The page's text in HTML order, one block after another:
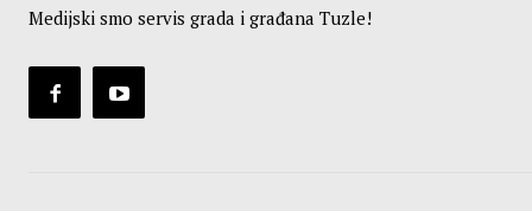
Medijski smo servis grada i građana Tuzle!